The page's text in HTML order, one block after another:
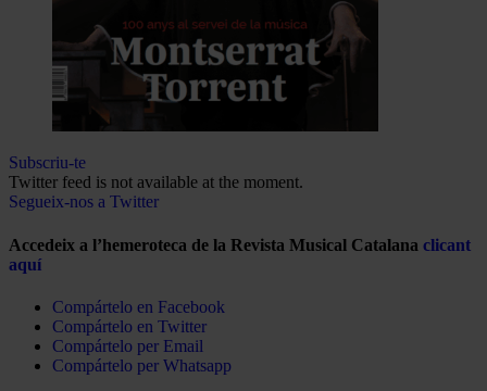
Subscriu-te
Twitter feed is not available at the moment.
Segueix-nos a Twitter
Accedeix a l’hemeroteca de la Revista Musical Catalana clicant
aquí
Compártelo en Facebook
Compártelo en Twitter
Compártelo per Email
Compártelo per Whatsapp